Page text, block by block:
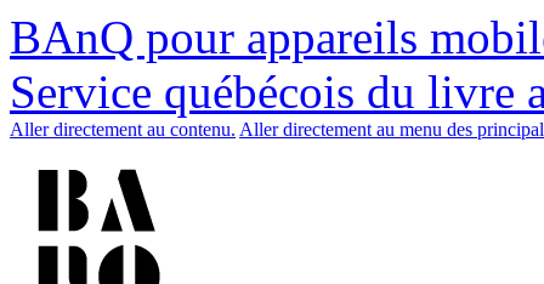
BAnQ pour appareils
Service québécois du livre
Aller directement au contenu. Aller directement au menu des